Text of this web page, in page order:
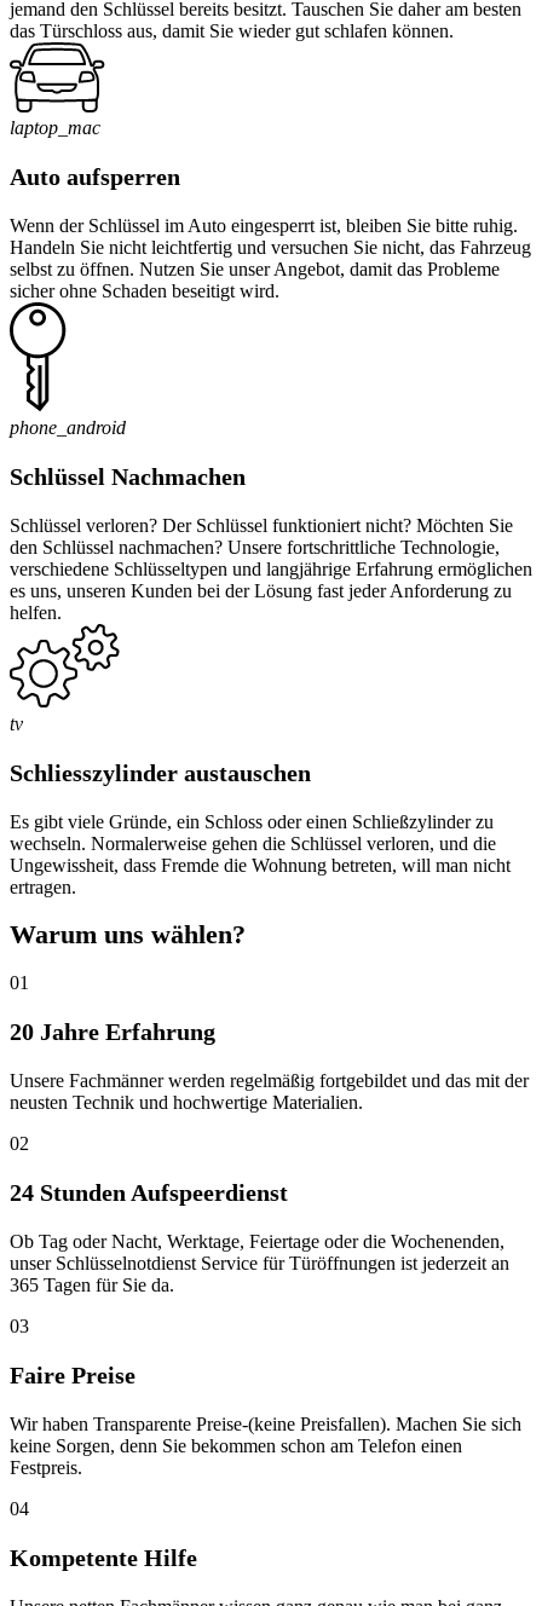
jemand den Schlüssel bereits besitzt. Tauschen Sie daher am besten
das Türschloss aus, damit Sie wieder gut schlafen können.
laptop_mac
Auto aufsperren
Wenn der Schlüssel im Auto eingesperrt ist, bleiben Sie bitte ruhig.
Handeln Sie nicht leichtfertig und versuchen Sie nicht, das Fahrzeug
selbst zu öffnen. Nutzen Sie unser Angebot, damit das Probleme
sicher ohne Schaden beseitigt wird.
phone_android
Schlüssel Nachmachen
Schlüssel verloren? Der Schlüssel funktioniert nicht? Möchten Sie
den Schlüssel nachmachen? Unsere fortschrittliche Technologie,
verschiedene Schlüsseltypen und langjährige Erfahrung ermöglichen
es uns, unseren Kunden bei der Lösung fast jeder Anforderung zu
helfen.
tv
Schliesszylinder austauschen
Es gibt viele Gründe, ein Schloss oder einen Schließzylinder zu
wechseln. Normalerweise gehen die Schlüssel verloren, und die
Ungewissheit, dass Fremde die Wohnung betreten, will man nicht
ertragen.
Warum uns wählen?
01
20 Jahre Erfahrung
Unsere Fachmänner werden regelmäßig fortgebildet und das mit der
neusten Technik und hochwertige Materialien.
02
24 Stunden Aufspeerdienst
Ob Tag oder Nacht, Werktage, Feiertage oder die Wochenenden,
unser Schlüsselnotdienst Service für Türöffnungen ist jederzeit an
365 Tagen für Sie da.
03
Faire Preise
Wir haben Transparente Preise-(keine Preisfallen). Machen Sie sich
keine Sorgen, denn Sie bekommen schon am Telefon einen
Festpreis.
04
Kompetente Hilfe